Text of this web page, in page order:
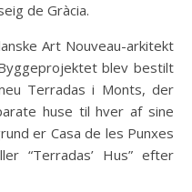
de Gràcia.
Art Nouveau-arkitekt
blev bestilt
Terradas i Monts, der
huse til hver af sine
er Casa de les Punxes
“Terradas’ Hus” efter